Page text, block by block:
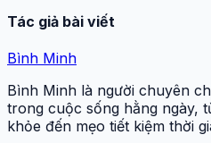
Tác giả bài viết
Bình Minh
Bình Minh là người chuyên
trong cuộc sống hằng ngày,
khỏe đến mẹo tiết kiệm thời